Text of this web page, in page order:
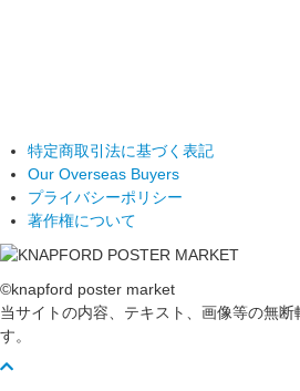
特定商取引法に基づく表記
Our Overseas Buyers
プライバシーポリシー
著作権について
©knapford poster market
当サイトの内容、テキスト、画像等の無
す。